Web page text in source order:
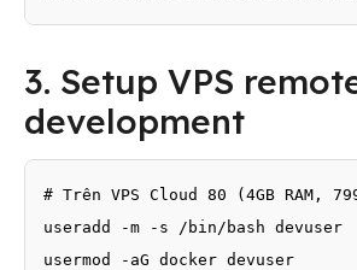
3. Setup VPS
development
# Trên VPS Cloud 80 (4GB RAM,
useradd -m -s /bin/bash devuser
usermod -aG docker devuser